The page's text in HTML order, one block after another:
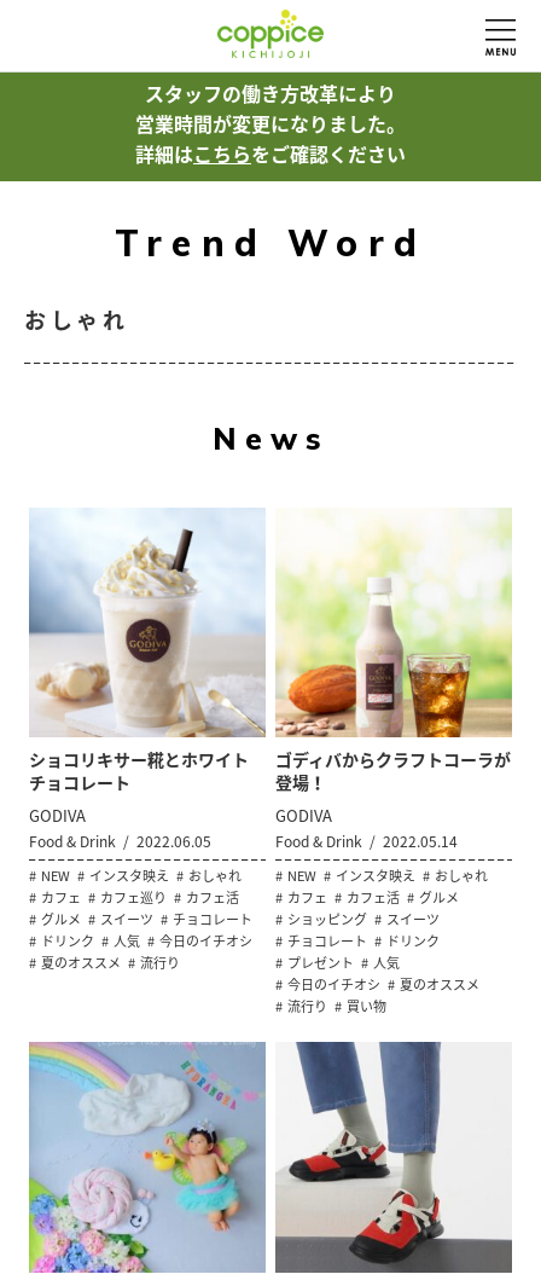
スタッフの働き方改革により
営業時間が変更になりました。
詳細はこちらをご確認ください
Trend Word
おしゃれ
News
ショコリキサー糀とホワイト
チョコレート
GODIVA
Food & Drink 2022.06.05
NEW インスタ映え
おしゃれ
カフェ
カフェ巡り
カフェ活
グルメ
スイーツ
チョコレート
ドリンク
人気
今日のイチオシ
夏のオススメ
流行り
ゴディバからクラフトコーラが
登場！
GODIVA
Food & Drink 2022.05.14
NEW インスタ映え
おしゃれ
カフェ
カフェ活
グルメ
ショッピング
スイーツ
チョコレート
ドリンク
プレゼント
人気
今日のイチオシ
夏のオススメ
流行り
買い物